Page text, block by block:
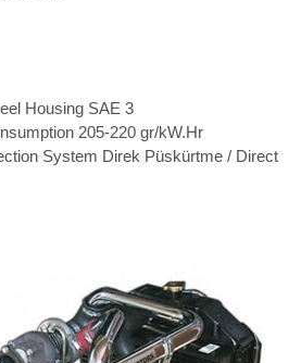
Housing SAE 3
205-220 gr/kW.Hr
System Direk Püskürtme / Direct